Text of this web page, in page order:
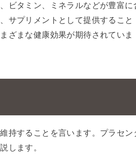
ビタミン、ミネラルなどが豊富に
サプリメントとして提供すること
ざまな健康効果が期待されていま
持することを言います。プラセン
します。